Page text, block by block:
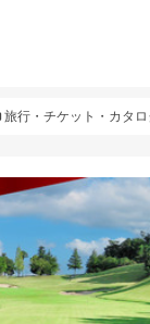
旅行・チケット・カタロ